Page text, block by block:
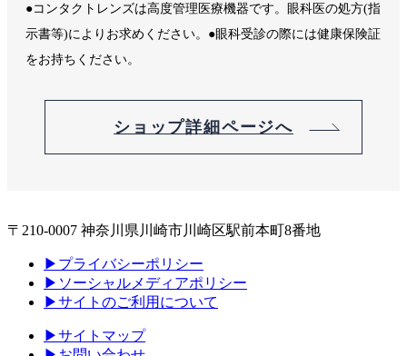
●コンタクトレンズは高度管理医療機器です。眼科医の処方(指
示書等)によりお求めください。●眼科受診の際には健康保険証
をお持ちください。
ショップ詳細ページへ
〒210-0007 神奈川県川崎市川崎区駅前本町8番地
▶プライバシーポリシー
▶ソーシャルメディアポリシー
▶サイトのご利用について
▶サイトマップ